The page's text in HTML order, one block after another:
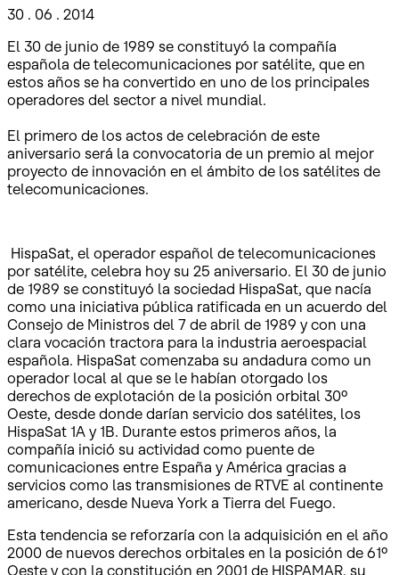
30 . 06 . 2014
El 30 de junio de 1989 se constituyó la compañía
española de telecomunicaciones por satélite, que en
estos años se ha convertido en uno de los principales
operadores del sector a nivel mundial.
El primero de los actos de celebración de este
aniversario será la convocatoria de un premio al mejor
proyecto de innovación en el ámbito de los satélites de
telecomunicaciones.
HispaSat, el operador español de telecomunicaciones
por satélite, celebra hoy su 25 aniversario. El 30 de junio
de 1989 se constituyó la sociedad HispaSat, que nacía
como una iniciativa pública ratificada en un acuerdo del
Consejo de Ministros del 7 de abril de 1989 y con una
clara vocación tractora para la industria aeroespacial
española. HispaSat comenzaba su andadura como un
operador local al que se le habían otorgado los
derechos de explotación de la posición orbital 30º
Oeste, desde donde darían servicio dos satélites, los
HispaSat 1A y 1B. Durante estos primeros años, la
compañía inició su actividad como puente de
comunicaciones entre España y América gracias a
servicios como las transmisiones de RTVE al continente
americano, desde Nueva York a Tierra del Fuego.
Esta tendencia se reforzaría con la adquisición en el año
2000 de nuevos derechos orbitales en la posición de 61º
Oeste y con la constitución en 2001 de HISPAMAR, su